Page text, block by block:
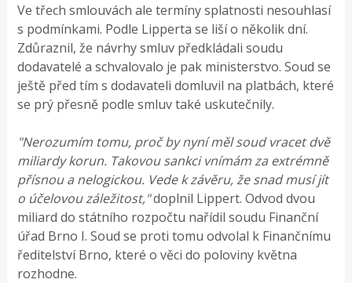
Ve třech smlouvách ale termíny splatnosti nesouhlasí
s podmínkami. Podle Lipperta se liší o několik dní.
Zdůraznil, že návrhy smluv předkládali soudu
dodavatelé a schvalovalo je pak ministerstvo. Soud se
ještě před tím s dodavateli domluvil na platbách, které
se prý přesně podle smluv také uskutečnily.
"Nerozumím tomu, proč by nyní měl soud vracet dvě
miliardy korun. Takovou sankci vnímám za extrémně
přísnou a nelogickou. Vede k závěru, že snad musí jít
o účelovou záležitost,"doplnil Lippert. Odvod dvou
miliard do státního rozpočtu nařídil soudu Finanční
úřad Brno I. Soud se proti tomu odvolal k Finančnímu
ředitelství Brno, které o věci do poloviny května
rozhodne.